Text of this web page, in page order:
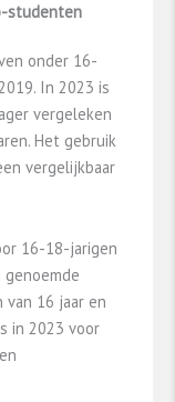
studenten
onder 16-
In 2023 is
vergeleken
Het gebruik
vergelijkbaar
16-18-jarigen
16 jaar en
in 2023 voor